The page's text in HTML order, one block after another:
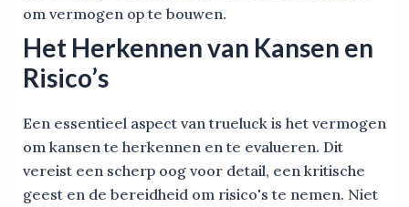
om vermogen op te bouwen.
Het Herkennen van Kansen en
Risico’s
Een essentieel aspect van trueluck is het vermogen
om kansen te herkennen en te evalueren. Dit
vereist een scherp oog voor detail, een kritische
geest en de bereidheid om risico's te nemen. Niet